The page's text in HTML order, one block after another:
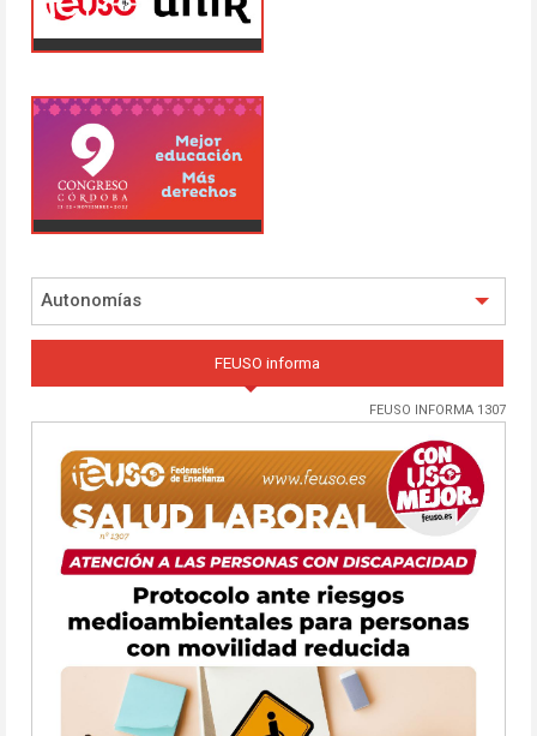
Autonomías
FEUSO informa
FEUSO INFORMA 1307